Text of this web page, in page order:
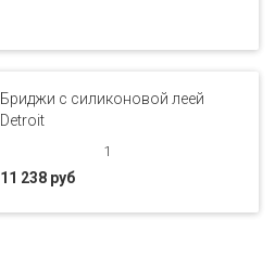
Бриджи с силиконовой леей
Detroit
1
11 238 руб